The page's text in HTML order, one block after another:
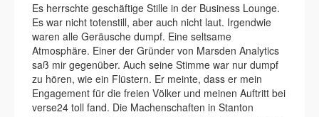
Es herrschte geschäftige Stille in der Business Lounge.
Es war nicht totenstill, aber auch nicht laut. Irgendwie
waren alle Geräusche dumpf. Eine seltsame
Atmosphäre. Einer der Gründer von Marsden Analytics
saß mir gegenüber. Auch seine Stimme war nur dumpf
zu hören, wie ein Flüstern. Er meinte, dass er mein
Engagement für die freien Völker und meinen Auftritt bei
verse24 toll fand. Die Machenschaften in Stanton